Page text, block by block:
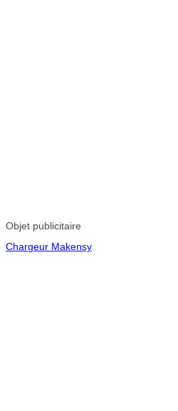
Objet publicitaire
Chargeur Makensy